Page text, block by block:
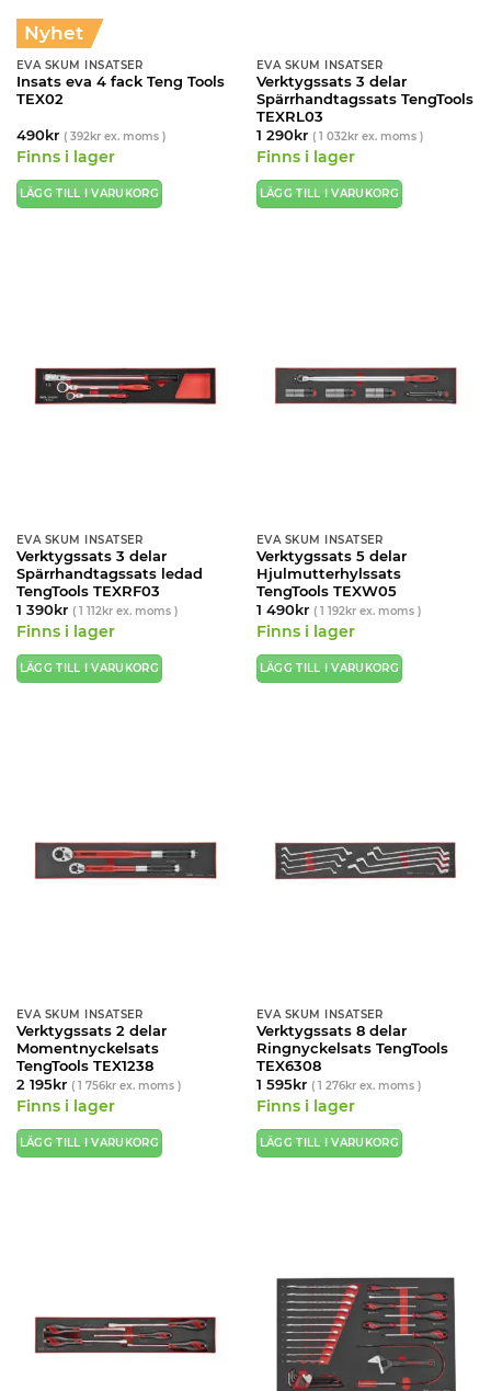
Nyhet
EVA SKUM INSATSER
Insats eva 4 fack Teng Tools
TEX02
490kr ( 392krex. moms )
Finns i lager
LÄGG TILL I VARUKORG
EVA SKUM INSATSER
Verktygssats 3 delar
Spärrhandtagssats TengTools
TEXRL03
1 290kr ( 1 032krex. moms )
Finns i lager
LÄGG TILL I VARUKORG
EVA SKUM INSATSER
Verktygssats 3 delar
Spärrhandtagssats ledad
TengTools TEXRF03
1 390kr ( 1 112krex. moms )
Finns i lager
LÄGG TILL I VARUKORG
EVA SKUM INSATSER
Verktygssats 5 delar
Hjulmutterhylssats
TengTools TEXW05
1 490kr ( 1 192krex. moms )
Finns i lager
LÄGG TILL I VARUKORG
EVA SKUM INSATSER
Verktygssats 2 delar
Momentnyckelsats
TengTools TEX1238
2 195kr ( 1 756krex. moms )
Finns i lager
LÄGG TILL I VARUKORG
EVA SKUM INSATSER
Verktygssats 8 delar
Ringnyckelsats TengTools
TEX6308
1 595kr ( 1 276krex. moms )
Finns i lager
LÄGG TILL I VARUKORG